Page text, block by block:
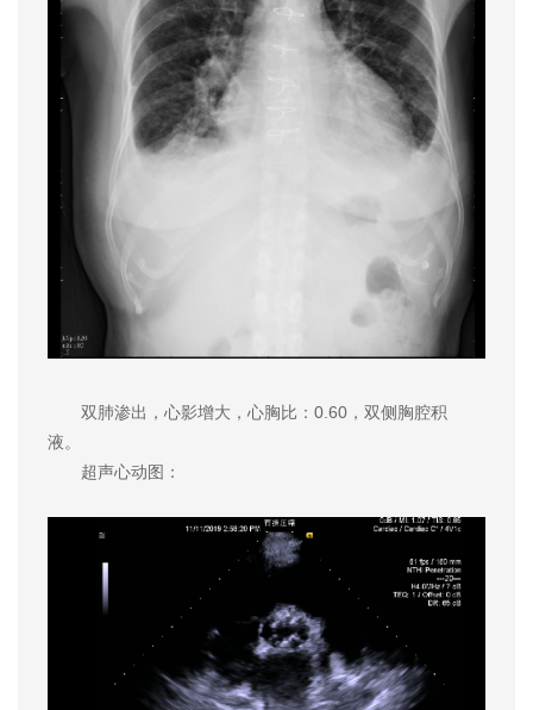
双肺渗出，心影增大，心胸比：0.60，双侧胸腔积
液。
超声心动图：